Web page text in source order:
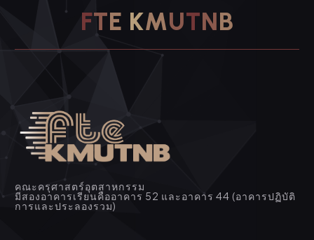
FTE KMUTNB
คณะครุศาสตร์อุตสาหกรรม
มีสองอาคารเรียนคืออาคาร 52 และอาคาร 44 (อาคารปฏิบัติ
การและประลองรวม)